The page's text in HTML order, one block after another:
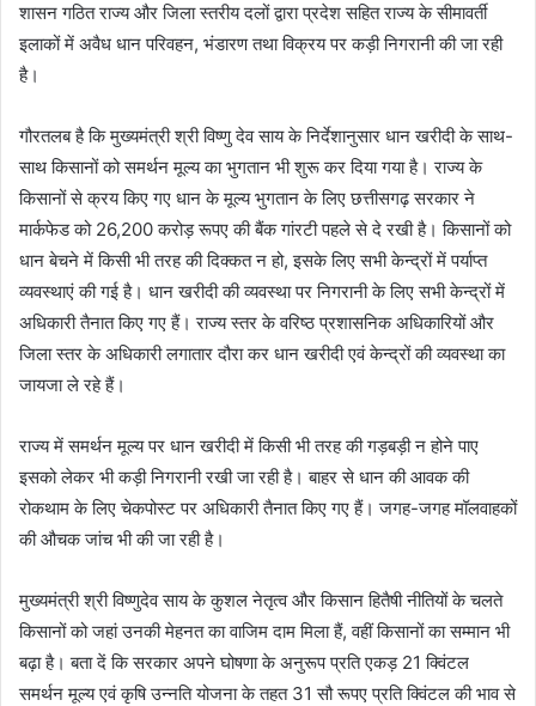
शासन गठित राज्य और जिला स्तरीय दलों द्वारा प्रदेश सहित राज्य के सीमावर्ती
इलाकों में अवैध धान परिवहन, भंडारण तथा विक्रय पर कड़ी निगरानी की जा रही
है।
गौरतलब है कि मुख्यमंत्री श्री विष्णु देव साय के निर्देशानुसार धान खरीदी के साथ-
साथ किसानों को समर्थन मूल्य का भुगतान भी शुरू कर दिया गया है। राज्य के
किसानों से क्रय किए गए धान के मूल्य भुगतान के लिए छत्तीसगढ़ सरकार ने
मार्कफेड को 26,200 करोड़ रूपए की बैंक गांरटी पहले से दे रखी है। किसानों को
धान बेचने में किसी भी तरह की दिक्कत न हो, इसके लिए सभी केन्द्रों में पर्याप्त
व्यवस्थाएं की गई है। धान खरीदी की व्यवस्था पर निगरानी के लिए सभी केन्द्रों में
अधिकारी तैनात किए गए हैं। राज्य स्तर के वरिष्ठ प्रशासनिक अधिकारियों और
जिला स्तर के अधिकारी लगातार दौरा कर धान खरीदी एवं केन्द्रों की व्यवस्था का
जायजा ले रहे हैं।
राज्य में समर्थन मूल्य पर धान खरीदी में किसी भी तरह की गड़बड़ी न होने पाए
इसको लेकर भी कड़ी निगरानी रखी जा रही है। बाहर से धान की आवक की
रोकथाम के लिए चेकपोस्ट पर अधिकारी तैनात किए गए हैं। जगह-जगह मॉलवाहकों
की औचक जांच भी की जा रही है।
मुख्यमंत्री श्री विष्णुदेव साय के कुशल नेतृत्व और किसान हितैषी नीतियों के चलते
किसानों को जहां उनकी मेहनत का वाजिम दाम मिला हैं, वहीं किसानों का सम्मान भी
बढ़ा है। बता दें कि सरकार अपने घोषणा के अनुरूप प्रति एकड़ 21 क्विंटल
समर्थन मूल्य एवं कृषि उन्नति योजना के तहत 31 सौ रूपए प्रति क्विंटल की भाव से